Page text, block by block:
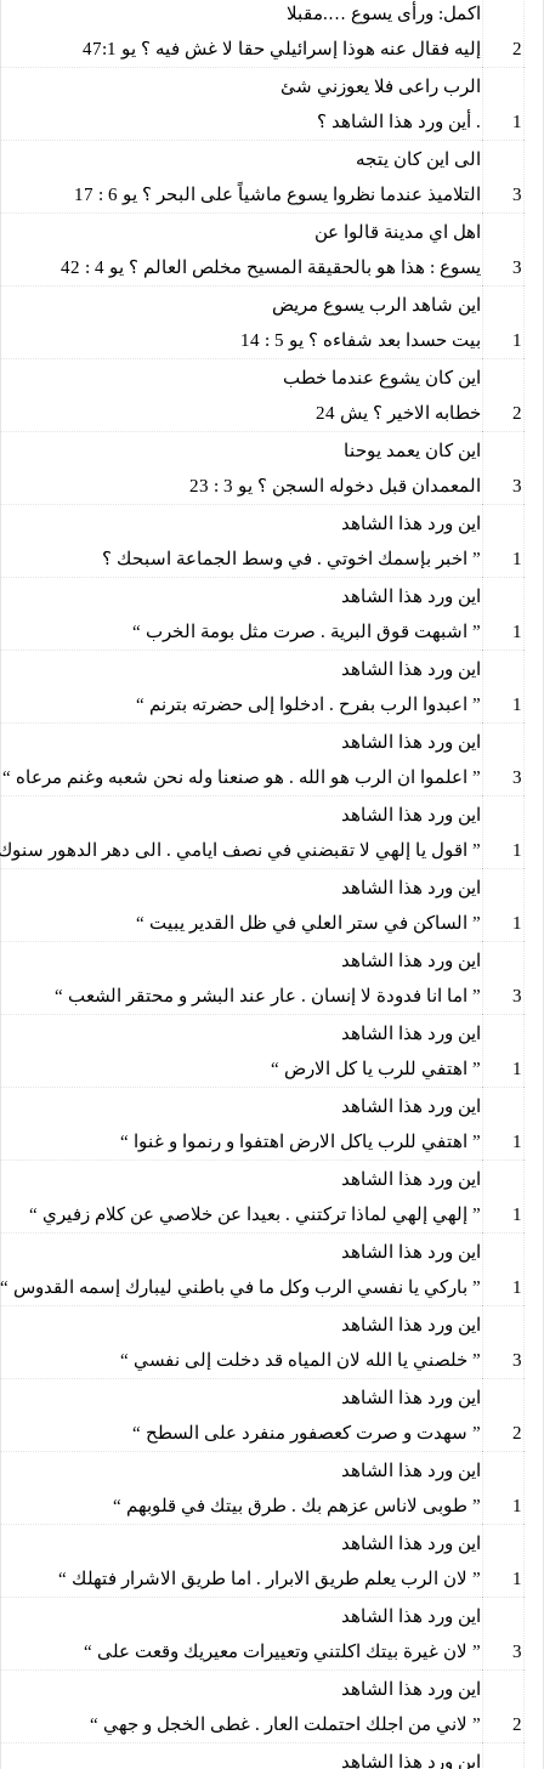
2
اكمل: ورأى يسوع ….مقبلا
إليه فقال عنه هوذا إسرائيلي حقا لا غش فيه ؟ يو 47:1
1
الرب راعى فلا يعوزني شئ
. أين ورد هذا الشاهد ؟
3
الى اين كان يتجه
التلاميذ عندما نظروا يسوع ماشياً على البحر ؟ يو 6 : 17
3
اهل اي مدينة قالوا عن
يسوع : هذا هو بالحقيقة المسيح مخلص العالم ؟ يو 4 : 42
1
اين شاهد الرب يسوع مريض
بيت حسدا بعد شفاءه ؟ يو 5 : 14
2
اين كان يشوع عندما خطب
خطابه الاخير ؟ يش 24
3
اين كان يعمد يوحنا
المعمدان قبل دخوله السجن ؟ يو 3 : 23
1
اين ورد هذا الشاهد
” اخبر بإسمك اخوتي . في وسط الجماعة اسبحك ؟
1
اين ورد هذا الشاهد
” اشبهت قوق البرية . صرت مثل بومة الخرب “
1
اين ورد هذا الشاهد
” اعبدوا الرب بفرح . ادخلوا إلى حضرته بترنم “
3
اين ورد هذا الشاهد
” اعلموا ان الرب هو الله . هو صنعنا وله نحن شعبه وغنم مرعاه “
1
اين ورد هذا الشاهد
” اقول يا إلهي لا تقبضني في نصف ايامي . الى دهر الدهور
1
اين ورد هذا الشاهد
” الساكن في ستر العلي في ظل القدير يبيت “
3
اين ورد هذا الشاهد
” اما انا فدودة لا إنسان . عار عند البشر و محتقر الشعب “
1
اين ورد هذا الشاهد
” اهتفي للرب يا كل الارض “
1
اين ورد هذا الشاهد
” اهتفي للرب ياكل الارض اهتفوا و رنموا و غنوا “
1
اين ورد هذا الشاهد
” إلهي إلهي لماذا تركتني . بعيدا عن خلاصي عن كلام زفيري “
1
اين ورد هذا الشاهد
” باركي يا نفسي الرب وكل ما في باطني ليبارك إسمه القدوس “
3
اين ورد هذا الشاهد
” خلصني يا الله لان المياه قد دخلت إلى نفسي “
2
اين ورد هذا الشاهد
” سهدت و صرت كعصفور منفرد على السطح “
1
اين ورد هذا الشاهد
” طوبى لاناس عزهم بك . طرق بيتك في قلوبهم “
1
اين ورد هذا الشاهد
” لان الرب يعلم طريق الابرار . اما طريق الاشرار فتهلك “
3
اين ورد هذا الشاهد
” لان غيرة بيتك اكلتني وتعييرات معيريك وقعت على “
2
اين ورد هذا الشاهد
” لاني من اجلك احتملت العار . غطى الخجل و جهي “
اين ورد هذا الشاهد